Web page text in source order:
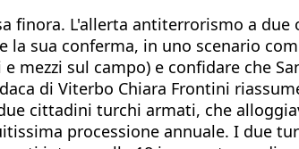
finora. L'allerta antiterrorismo a
la sua conferma, in uno scenario
mezzi sul campo) e confidare che
di Viterbo Chiara Frontini
cittadini turchi armati, che
processione annuale. I due